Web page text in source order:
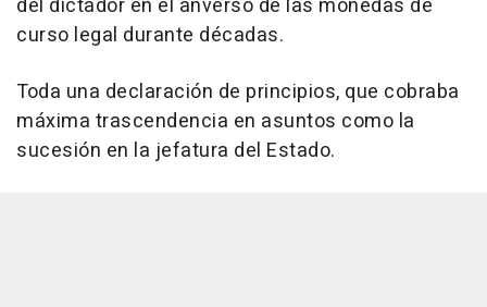
del dictador en el anverso de las monedas de
curso legal durante décadas.
Toda una declaración de principios, que cobraba
máxima trascendencia en asuntos como la
sucesión en la jefatura del Estado.